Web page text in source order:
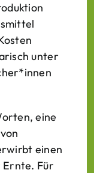
unter
eine
einen
Für